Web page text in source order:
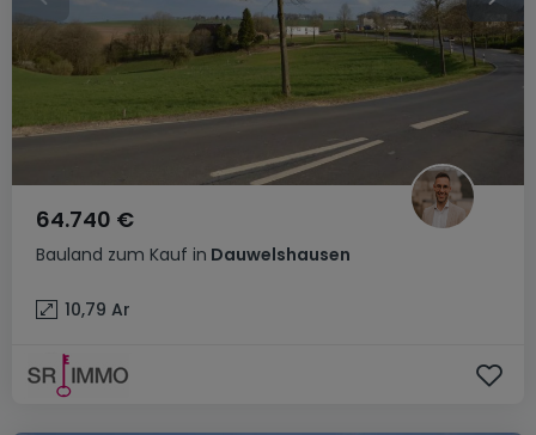
Bauland zum Kauf in Dauwelshausen
64.740 €
10,79 Ar